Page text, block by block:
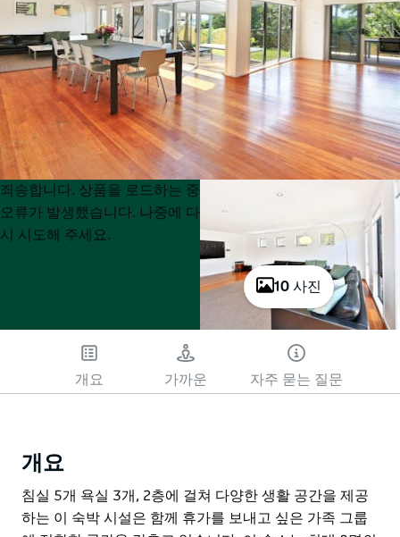
10 사진
Product
List
Product
List
죄송합니다. 상품을 로드하는 중
오류가 발생했습니다. 나중에 다
시 시도해 주세요.
개요 가까운 자주 묻는 질문
개요
침실 5개 욕실 3개, 2층에 걸쳐 다양한 생활 공간을 제공
하는 이 숙박 시설은 함께 휴가를 보내고 싶은 가족 그룹